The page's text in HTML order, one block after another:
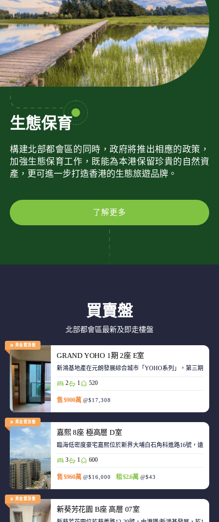
生態保育
構建北部都會區的同時，政府將推出相應的政策，
加強生態保育工作，既能為本港保留珍貴的自然資
產，更可進一步打造香港的生態旅遊品牌。
了解更多
買賣盤
北部都會區最新及即走樓盤
黃金置頂盤
GRAND YOHO 1期 2座 E室
2 1 520
售 $900萬 @$17,308
黃金置頂盤
嘉熙 8座 極高層 D室
臨海低密度豪宅嘉熙位於新界大埔白石角科進路16號，遠離
3 1 600
售 $960萬 @$16,000 租 $2.6萬 @$43
黃金置頂盤
新葵芳花園 B座 高層 07室